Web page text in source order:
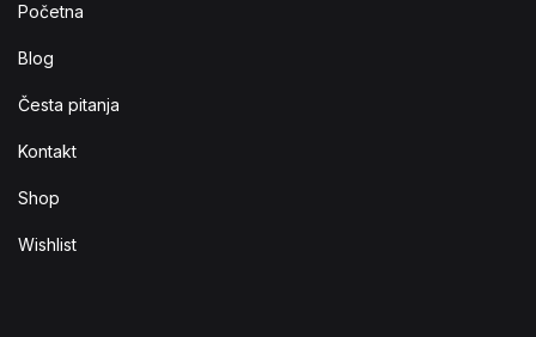
Početna
Blog
Česta pitanja
Kontakt
Shop
Wishlist